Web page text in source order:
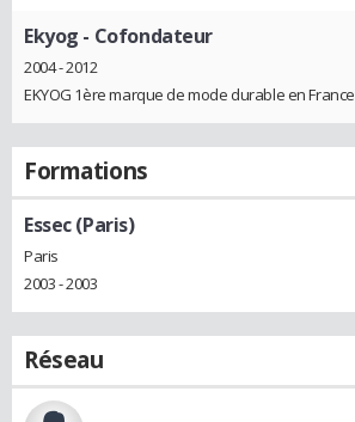
Ekyog - Cofondateur
2004 - 2012
EKYOG 1ère marque de mode durable en France
Formations
Essec (Paris)
Paris
2003 - 2003
Réseau